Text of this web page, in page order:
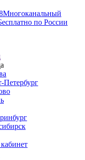
Многоканальный
по России
Петербург